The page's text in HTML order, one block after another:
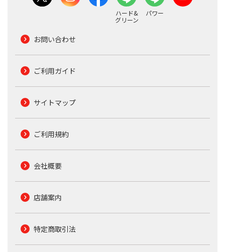
ハード&
グリーン
パワー
お問い合わせ
ご利用ガイド
サイトマップ
ご利用規約
会社概要
店舗案内
特定商取引法